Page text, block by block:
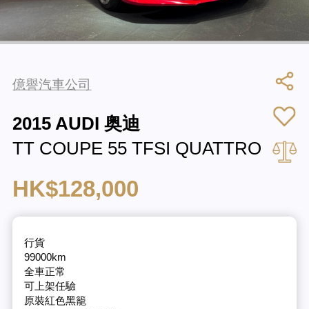
億譽汽車公司
2015 AUDI 奥迪
TT COUPE 55 TFSI QUATTRO
HK$128,000
行貨
99000km
全車正常
可上架任驗
原裝紅色黑籠